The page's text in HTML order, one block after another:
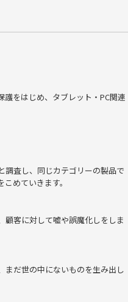
ーム有無は異なります。
でも、柔らかいフィルムの特性
をはじめ、タブレット・PC関連
調査し、同じカテゴリーの製品で
めていきます。
顧客に対して嘘や誤魔化しをしま
まだ世の中にないものを生み出し